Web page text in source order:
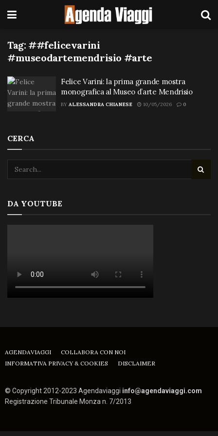
Tag: ##felicevarini
#museodartemendrisio #arte
Felice Varini: la prima grande mostra
monografica al Museo d’arte Mendrisio
BY ALESSANDRA CHIANESE 10/05/2026 0
CERCA
DA YOUTUBE
AGENDAVIAGGI
COLLABORA CON NOI
INFORMATIVA PRIVACY & COOKIES
DISCLAIMER
© Copyright 2012-2023 Agendaviaggi info@agendaviaggi.com
Registrazione Tribunale Monza n. 7/2013